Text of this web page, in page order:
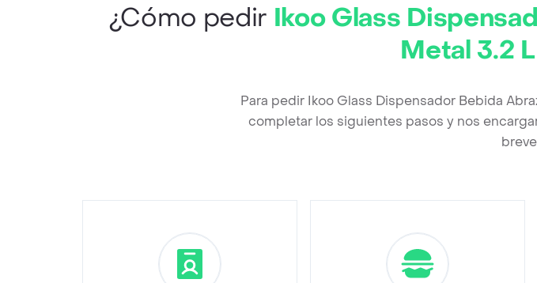
¿Cómo pedir Ikoo Glass
Metal 3.2 L
Para pedir Ikoo Glass Dispensador Bebida
completar los siguientes pasos y nos